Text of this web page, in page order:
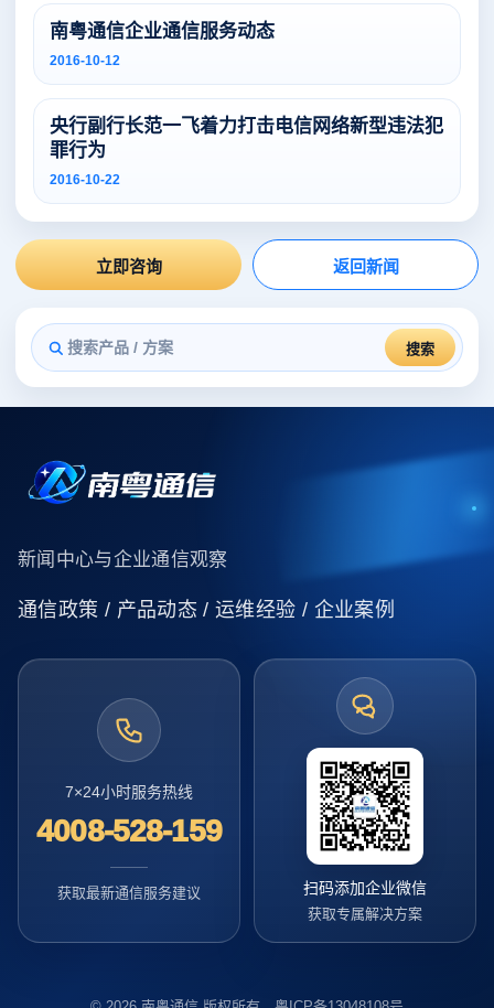
南粤通信企业通信服务动态
2016-10-12
央行副行长范一飞着力打击电信网络新型违法犯
罪行为
2016-10-22
立即咨询 返回新闻
搜索
新闻中心与企业通信观察
通信政策 / 产品动态 / 运维经验 / 企业案例
7×24小时服务热线
4008-528-159
获取最新通信服务建议 扫码添加企业微信
获取专属解决方案